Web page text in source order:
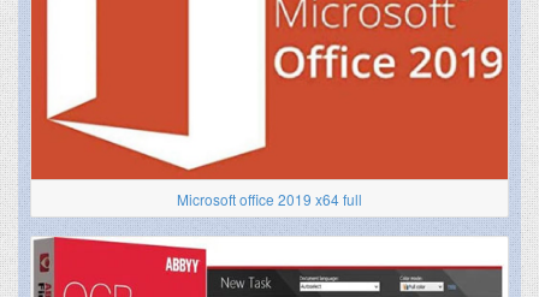
Microsoft office 2019 x64 full